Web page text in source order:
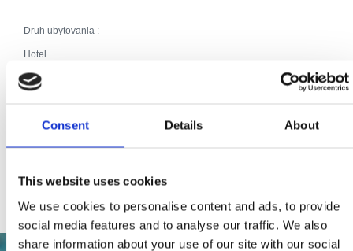
Consent Details About
This website uses cookies
We use cookies to personalise content and ads, to provide
social media features and to analyse our traffic. We also
share information about your use of our site with our social
Druh ubytovania :
Hotel
Dodatočne:
Parkovisko